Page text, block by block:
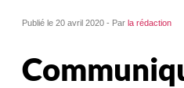
Publié le 20 avril 2020 - Parla rédaction